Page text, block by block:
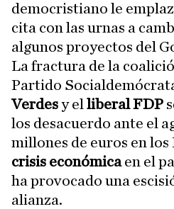
democristiano le
cita con las urnas a
algunos proyectos del
La fractura de la
Partido
Verdesy el liberal FDP
los desacuerdo ante el
millones de euros en los
crisis económicaen el
ha provocado una
alianza.